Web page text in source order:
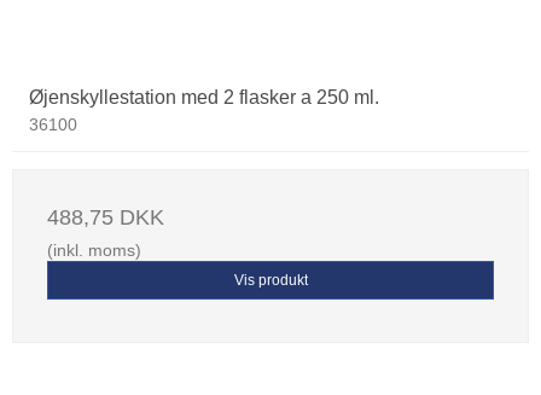
Øjenskyllestation med 2 flasker a 250 ml.
36100
488,75 DKK
(inkl. moms)
Vis produkt